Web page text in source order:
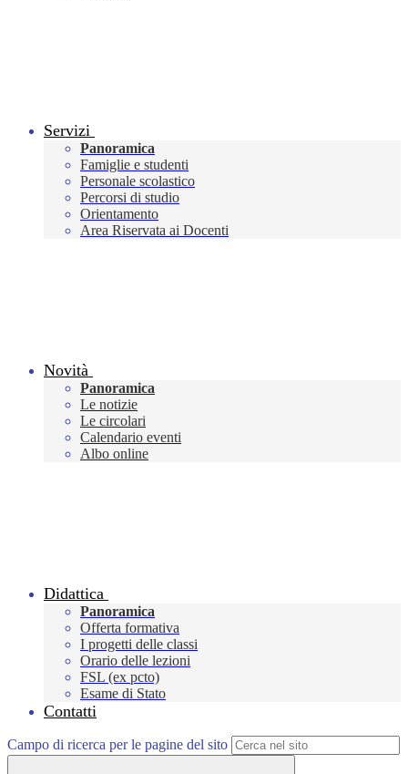
Servizi
Panoramica
Famiglie e studenti
Personale scolastico
Percorsi di studio
Orientamento
Area Riservata ai Docenti
Novità
Panoramica
Le notizie
Le circolari
Calendario eventi
Albo online
Didattica
Panoramica
Offerta formativa
I progetti delle classi
Orario delle lezioni
FSL (ex pcto)
Esame di Stato
Contatti
Campo di ricerca per le pagine del sito